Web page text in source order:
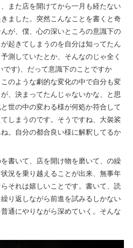
また店を開けてから一月も経たない
ました。突然こんなことを書くと奇
が、僕、心の深いところの意識下の
起きてしまうのを自分は知ってたん
測していたとか、そんなのじゃ全く
です)、だって意識下のことですか
のような劇的な変化の中で自分も変
、決まってたんじゃないかな、と思
世の中の変わる様が何処か符合して
しまうのです。そうですね、大袈裟
。自分の都合良い様に解釈してるか
書いて、店を開け物を磨いて、の繰
況を乗り越えることが出来、無事年
それは嬉しいことです。書いて、読
り返しながら前進を試みるしかない
通にやりながら深めていく。そんな